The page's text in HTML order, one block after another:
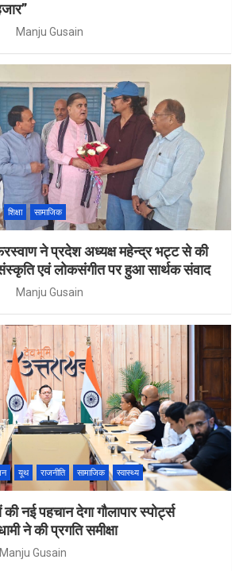
Manju Gusain
शिक्षा सामाजिक
ने प्रदेश अध्यक्ष महेन्द्र भट्ट से की
एवं लोकसंगीत पर हुआ सार्थक संवाद
Manju Gusain
यूथ राजनीति सामाजिक स्वास्थ्य
नई पहचान देगा गौलापार स्पोर्ट्स
ने की प्रगति समीक्षा
Manju Gusain